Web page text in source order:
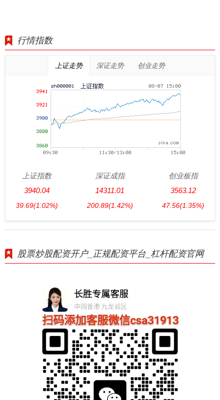
行情指数
上证走势 深证走势 创业走势
上证指数
3940.04
39.69(1.02%)
深证成指
14311.01
200.89(1.42%)
创业板指
3563.12
47.56(1.35%)
股票炒股配资开户_正规配资平台_杠杆配资官网